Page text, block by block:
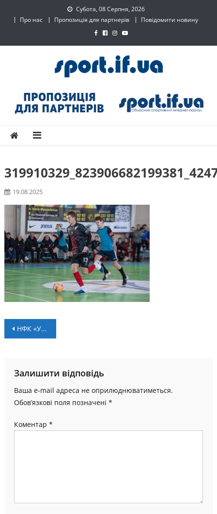
Субота, 08 Серпня, 2026
Про нас
Пропозиція для партнерів Повідомити новину
SPORT.IF.UA – Обласний
спортивний інтернет-
19.08.2025
Навігація
НФК «Ураган» проводить відбір гравців до команди U-15 (2011–2012 р.н.)
Залишити відповідь
Ваша e-mail адреса не оприлюднюватиметься.
Обов’язкові поля позначені *
Коментар *